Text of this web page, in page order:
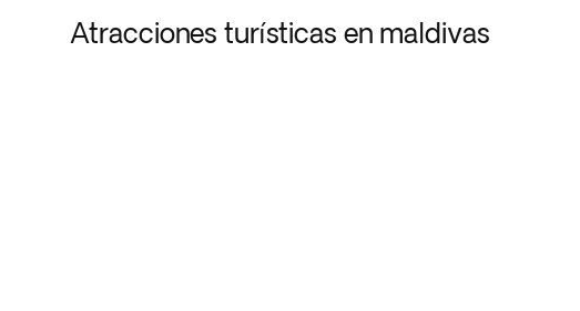
Atracciones turísticas en maldivas